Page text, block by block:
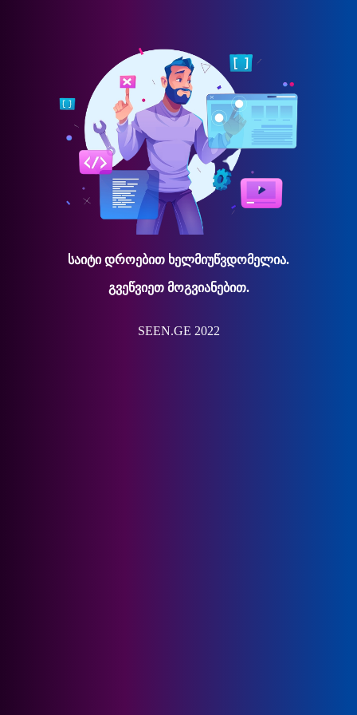
საიტი დროებით ხელმიუწვდომელია.
გვეწვიეთ მოგვიანებით.
SEEN.GE 2022